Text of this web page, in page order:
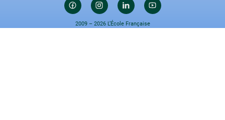
2009 – 2026 L’École Française